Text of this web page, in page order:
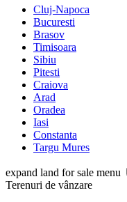
Cluj-Napoca
Bucuresti
Brasov
Timisoara
Sibiu
Pitesti
Craiova
Arad
Oradea
Iasi
Constanta
Targu Mures
expand land for sale menu
Terenuri de vânzare